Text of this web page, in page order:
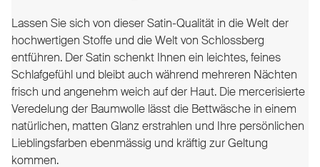
Lassen Sie sich von dieser Satin-Qualität in die Welt der
hochwertigen Stoffe und die Welt von Schlossberg
entführen. Der Satin schenkt Ihnen ein leichtes, feines
Schlafgefühl und bleibt auch während mehreren Nächten
frisch und angenehm weich auf der Haut. Die mercerisierte
Veredelung der Baumwolle lässt die Bettwäsche in einem
natürlichen, matten Glanz erstrahlen und Ihre persönlichen
Lieblingsfarben ebenmässig und kräftig zur Geltung
kommen.